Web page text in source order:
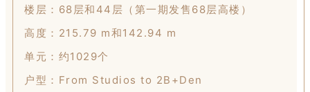
楼层：68层和44层（第一期发售68层高楼）
高度：215.79 m和142.94 m
单元：约1029个
户型：From Studios to 2B+Den